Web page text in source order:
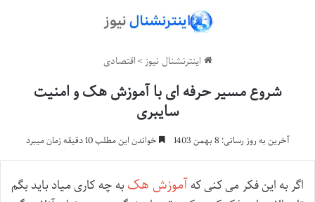
اینترنشنال نیوز>اقتصادی
شروع مسیر حرفه ای با آموزش هک و امنیت
سایبری
آخرین به روز رسانی: 8 بهمن 1403 خواندن این مطلب 10 دقیقه زمان میبرد
اگر به این فکر می کنی کهآموزش هک به چه کاری میاد باید بگم